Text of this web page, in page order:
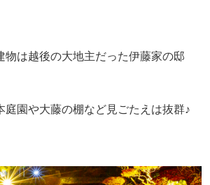
物は越後の大地主だった伊藤家の邸
庭園や大藤の棚など見ごたえは抜群♪